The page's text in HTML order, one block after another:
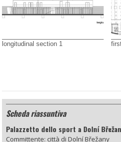
longitudinal section 1
Scheda riassuntiva
Palazzetto dello sport a Dolní
Committente: città di Dolní Břežany